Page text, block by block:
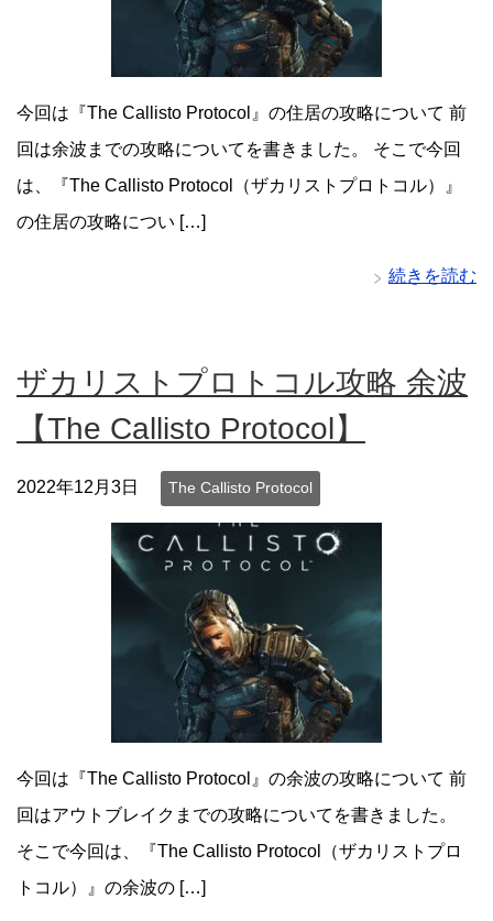
今回は『The Callisto Protocol』の住居の攻略について 前
回は余波までの攻略についてを書きました。 そこで今回
は、『The Callisto Protocol（ザカリストプロトコル）』
の住居の攻略につい […]
続きを読む
ザカリストプロトコル攻略 余波
【The Callisto Protocol】
2022年12月3日 The Callisto Protocol
今回は『The Callisto Protocol』の余波の攻略について 前
回はアウトブレイクまでの攻略についてを書きました。
そこで今回は、『The Callisto Protocol（ザカリストプロ
トコル）』の余波の […]